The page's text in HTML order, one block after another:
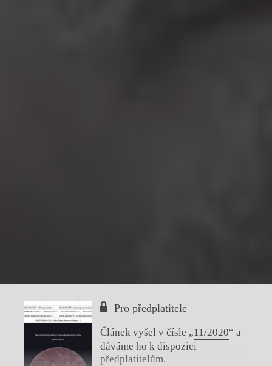
Pro předplatitele
Článek vyšel v čísle „11/2020“ a
dáváme ho k dispozici
předplatitelům.